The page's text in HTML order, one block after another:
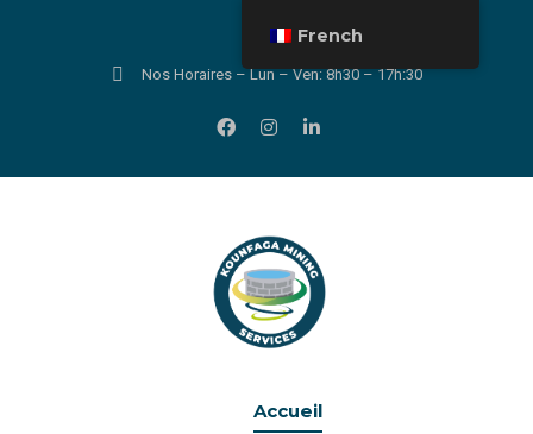
Nos Horaires – Lun – Ven: 8h30 – 17h:30
Accueil
French